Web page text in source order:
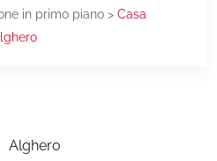
in primo piano > Casa
Alghero